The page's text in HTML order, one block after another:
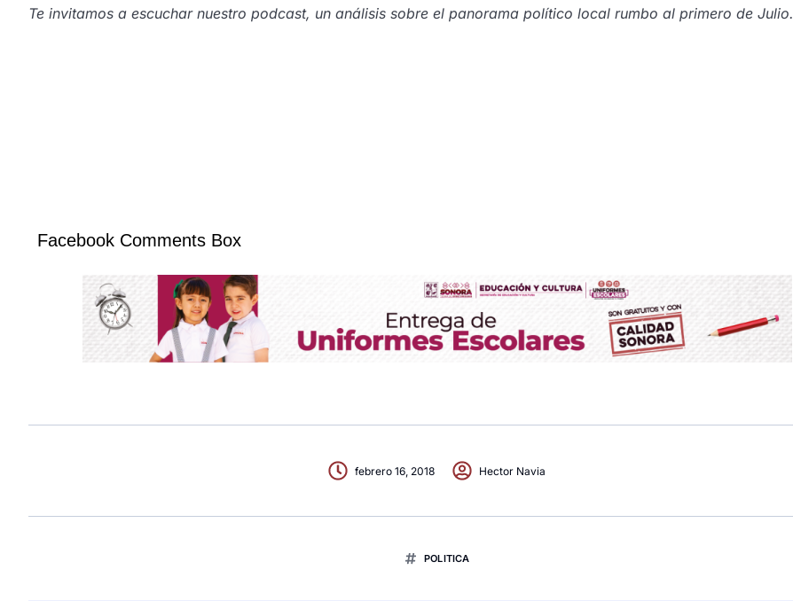
Te invitamos a escuchar nuestro podcast, un análisis sobre el panorama político local rumbo al primero de Julio.
Facebook Comments Box
febrero 16, 2018 Hector Navia
POLITICA